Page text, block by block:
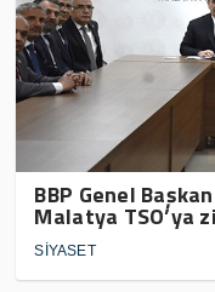
BBP Genel
Malatya TSO’ya
SİYASET